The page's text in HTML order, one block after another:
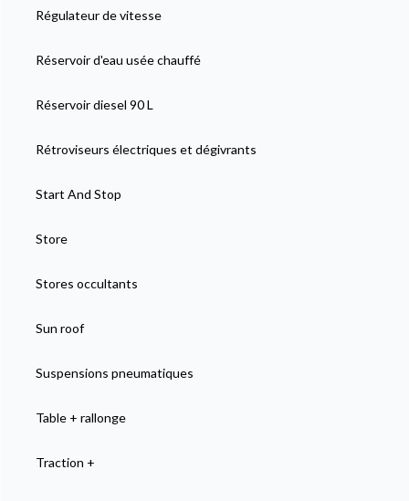
Régulateur de vitesse
Réservoir d'eau usée chauffé
Réservoir diesel 90 L
Rétroviseurs électriques et dégivrants
Start And Stop
Store
Stores occultants
Sun roof
Suspensions pneumatiques
Table + rallonge
Traction +